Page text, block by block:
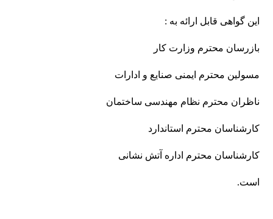
این گواهی قابل ارائه به :
بازرسان محترم وزارت کار
مسولین محترم ایمنی صنایع و ادارات
ناظران محترم نظام مهندسی ساختمان
کارشناسان محترم استاندارد
کارشناسان محترم اداره آتش نشانی
است.